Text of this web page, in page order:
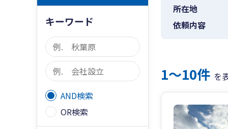
キーワード
AND検索
OR検索
所在地
依頼内容
1〜10件 を